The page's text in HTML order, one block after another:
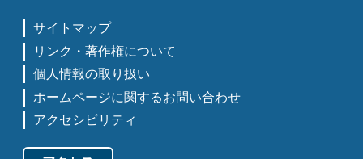
サイトマップ
リンク・著作権について
個人情報の取り扱い
ホームページに関するお問い合わせ
アクセシビリティ